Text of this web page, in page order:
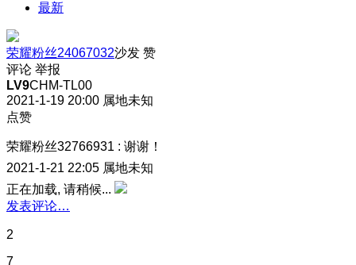
最新
荣耀粉丝24067032沙发 赞
评论 举报
LV9CHM-TL00
2021-1-19 20:00 属地未知
点赞
荣耀粉丝32766931 : 谢谢！
2021-1-21 22:05 属地未知
正在加载, 请稍候...
发表评论…
2
7